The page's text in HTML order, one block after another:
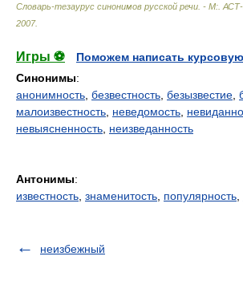
Словарь-тезаурус синонимов русской речи. - М:.
2007.
Игры ⚽
Поможем написать курсовую
Синонимы:
анонимность, безвестность, безызвестие,
малоизвестность, неведомость,
невыясненность, неизведанность
Антонимы:
известность, знаменитость, популярность,
неизбежный